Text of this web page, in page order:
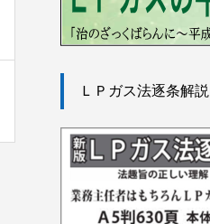
ＬＰガス法逐条解説